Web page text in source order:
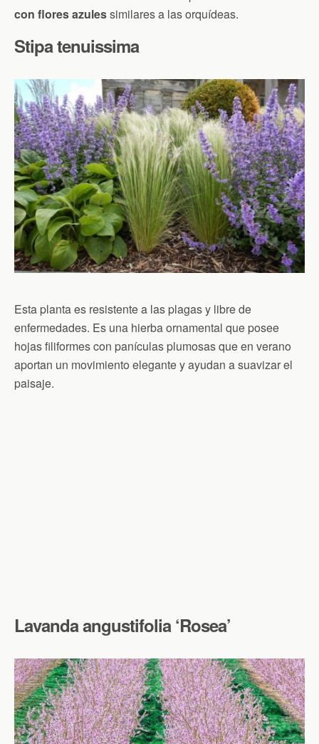
con flores azulessimilares a las orquídeas.
Stipa tenuissima
Esta planta es resistente a las plagas y libre de
enfermedades. Es una hierba ornamental que posee
hojas filiformes con panículas plumosas que en verano
aportan un movimiento elegante y ayudan a suavizar el
paisaje.
Lavanda angustifolia ‘Rosea’